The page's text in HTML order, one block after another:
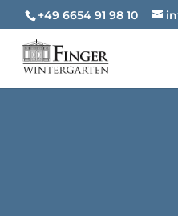
+49 6654 91 98 10